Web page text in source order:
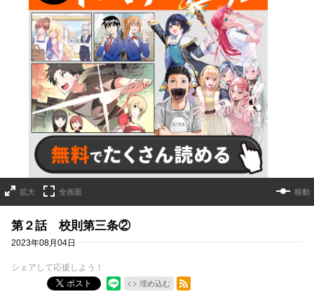
詳細ページへのリンク
拡大 全画面 移動
第２話 校則第三条②
2023年08月04日
シェアして応援しよう！
ポスト
埋め込む
RSSフィード